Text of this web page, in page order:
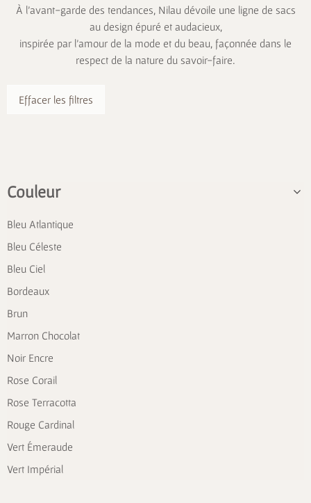
À l’avant-garde des tendances, Nilau dévoile une ligne de sacs
au design épuré et audacieux,
inspirée par l’amour de la mode et du beau, façonnée dans le
respect de la nature du savoir-faire.
Effacer les filtres
Couleur
Bleu Atlantique
Bleu Céleste
Bleu Ciel
Bordeaux
Brun
Marron Chocolat
Noir Encre
Rose Corail
Rose Terracotta
Rouge Cardinal
Vert Émeraude
Vert Impérial